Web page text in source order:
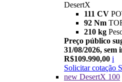
DesertX
111 CV
92 Nm
210 kg
Preço público
31/08/2026, sem
R$109.990,00 i
Solicitar cotação
new DesertX 100